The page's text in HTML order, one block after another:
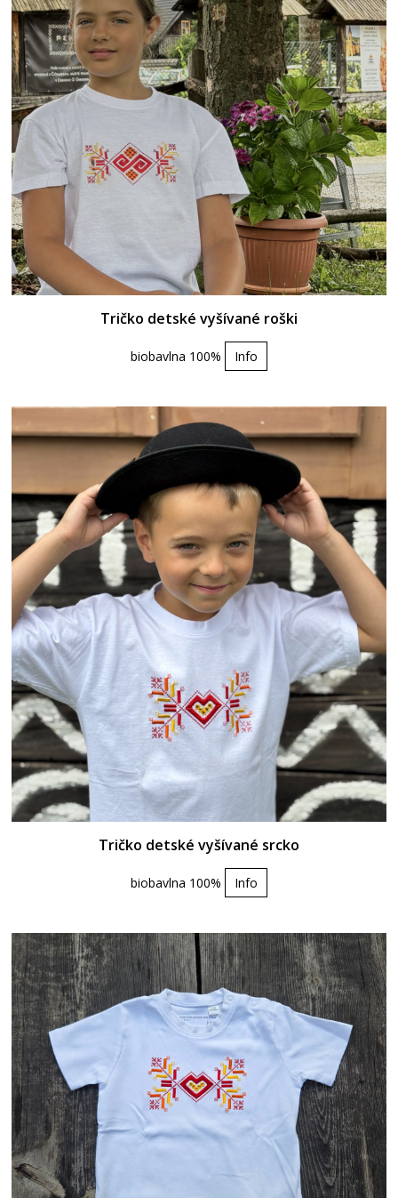
Tričko detské vyšívané roški
biobavlna 100% Info
Tričko detské vyšívané srcko
biobavlna 100% Info